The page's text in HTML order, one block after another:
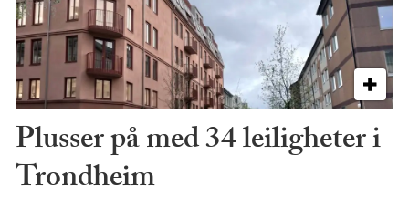
Plusser på med 34 leiligheter i
Trondheim